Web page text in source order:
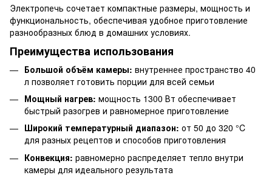
Электропечь сочетает компактные размеры, мощность и
функциональность, обеспечивая удобное приготовление
разнообразных блюд в домашних условиях.
Преимущества использования
Большой объём камеры: внутреннее пространство 40
л позволяет готовить порции для всей семьи
Мощный нагрев: мощность 1300 Вт обеспечивает
быстрый разогрев и равномерное приготовление
Широкий температурный диапазон: от 50 до 320 °C
для разных рецептов и способов приготовления
Конвекция: равномерно распределяет тепло внутри
камеры для идеального результата